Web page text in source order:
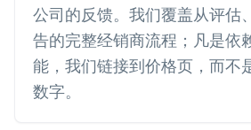
公司的反馈。我们覆盖从评估
告的完整经销商流程；凡是依
能，我们链接到价格页，而不
数字。